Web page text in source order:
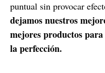
puntual sin provocar
dejamos nuestros
mejores productos
la perfección.